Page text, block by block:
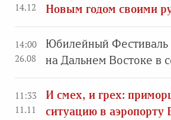
14.12
Новым годом своими
14:00
26.08
Юбилейный Фестиваль
на Дальнем Востоке в
11:33
11.11
И смех, и грех:
ситуацию в аэропорту